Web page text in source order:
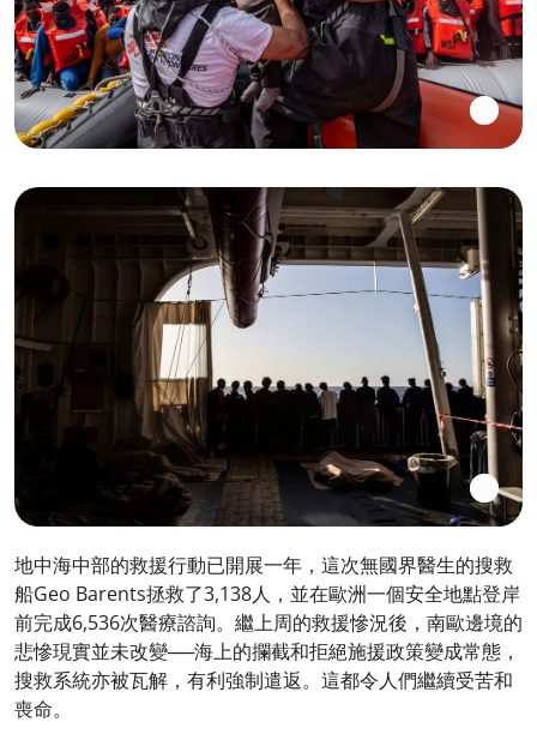
地中海中部的救援行動已開展一年，這次無國界醫生的搜救
船Geo Barents拯救了3,138人，並在歐洲一個安全地點登岸
前完成6,536次醫療諮詢。繼上周的救援慘況後，南歐邊境的
悲慘現實並未改變──海上的攔截和拒絕施援政策變成常態，
搜救系統亦被瓦解，有利強制遣返。這都令人們繼續受苦和
喪命。